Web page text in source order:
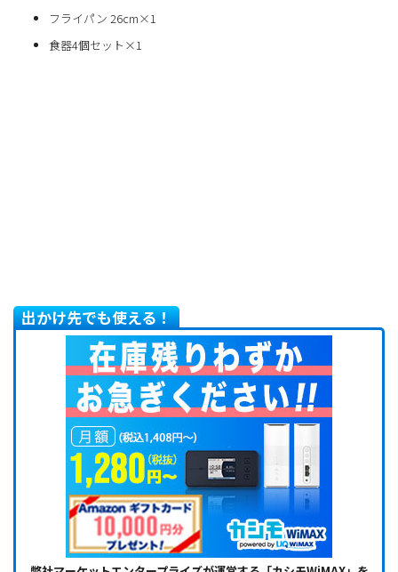
フライパン 26cm×1
食器4個セット×1
出かけ先でも使える！